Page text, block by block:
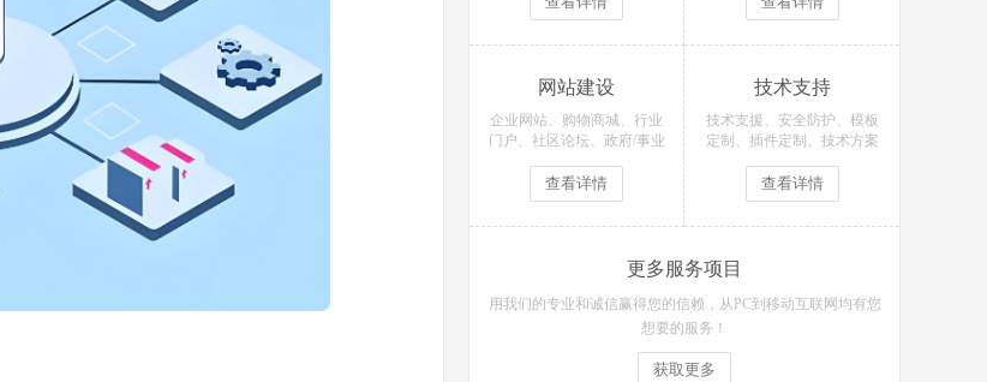
网站建设
企业网站、购物商城、行业
门户、社区论坛、政府/事业
查看详情
技术支持
技术支援、安全防护、模板
定制、插件定制、技术方案
查看详情
更多服务项目
用我们的专业和诚信赢得您的信赖，从PC到移动互联网均有您
想要的服务！
获取更多